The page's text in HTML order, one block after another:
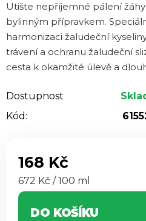
hvězdiček.
Utište nepříjemné pálení
bylinným přípravkem.
harmonizaci žaludeční
trávení a ochranu žaludeční
cesta k okamžité úlevě a
Dostupnost
Kód:
168 Kč
Měrná cena:
672 Kč / 100 ml
DO KOŠÍKU